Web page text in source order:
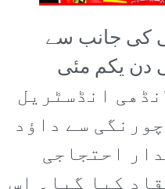
کی جانب سے
دن یکم مئی
لانڈھی انڈسٹریل
سے داؤد
احتجاجی